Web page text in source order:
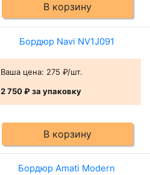
В корзину
Бордюр Navi NV1J091
Ваша цена: 275 ₽/шт.
2 750 ₽за упаковку
В корзину
Бордюр Amati Modern